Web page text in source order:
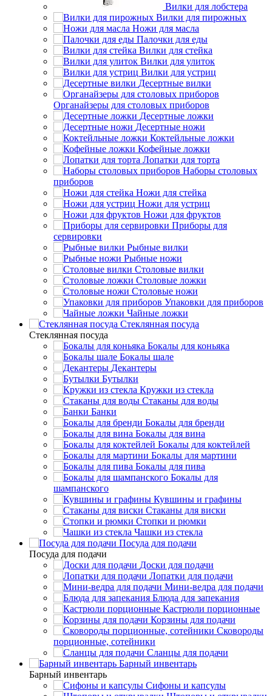
Вилки для лобстера
Вилки для пирожных
Ножи для масла
Палочки для еды
Вилки для стейка
Вилки для улиток
Вилки для устриц
Десертные вилки
Органайзеры для столовых приборов
Десертные ложки
Десертные ножи
Коктейльные ложки
Кофейные ложки
Лопатки для торта
Наборы столовых
приборов
Ножи для стейка
Ножи для устриц
Ножи для фруктов
Приборы для
сервировки
Рыбные вилки
Рыбные ножи
Столовые вилки
Столовые ложки
Столовые ножи
Упаковки для приборов
Чайные ложки
Стеклянная посуда
Стеклянная посуда
Бокалы для коньяка
Бокалы шале
Декантеры
Бутылки
Кружки из стекла
Стаканы для воды
Банки
Бокалы для бренди
Бокалы для вина
Бокалы для коктейлей
Бокалы для мартини
Бокалы для пива
Бокалы для
шампанского
Кувшины и графины
Стаканы для виски
Стопки и рюмки
Чашки из стекла
Посуда для подачи
Посуда для подачи
Доски для подачи
Лопатки для подачи
Мини-ведра для подачи
Блюда для запекания
Кастрюли порционные
Корзины для подачи
Сковороды
порционные, сотейники
Сланцы для подачи
Барный инвентарь
Барный инвентарь
Сифоны и капсулы